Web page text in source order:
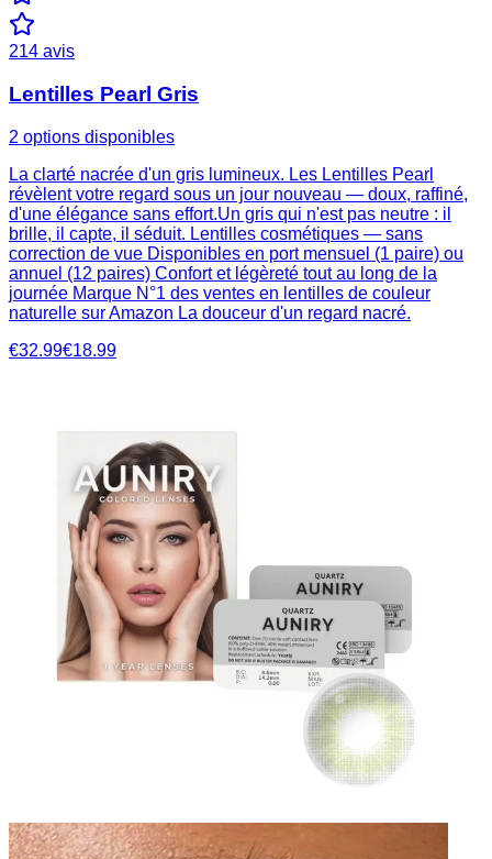
214 avis
Lentilles Pearl Gris
2 options disponibles
La clarté nacrée d'un gris lumineux. Les Lentilles Pearl
révèlent votre regard sous un jour nouveau — doux, raffiné,
d'une élégance sans effort.Un gris qui n'est pas neutre : il
brille, il capte, il séduit. Lentilles cosmétiques — sans
correction de vue Disponibles en port mensuel (1 paire) ou
annuel (12 paires) Confort et légèreté tout au long de la
journée Marque N°1 des ventes en lentilles de couleur
naturelle sur Amazon La douceur d'un regard nacré.
€32.99€18.99